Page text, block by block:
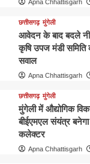
Apna Chhattisgarh
छत्तीसगढ़ मुंगेली
आवेदन के बाद बदले
कृषि उपज मंडी समिति
सवाल
Apna Chhattisgarh
छत्तीसगढ़ मुंगेली
मुंगेली में औद्योगिक
बीईएमएल संयंत्र
कलेक्टर
Apna Chhattisgarh